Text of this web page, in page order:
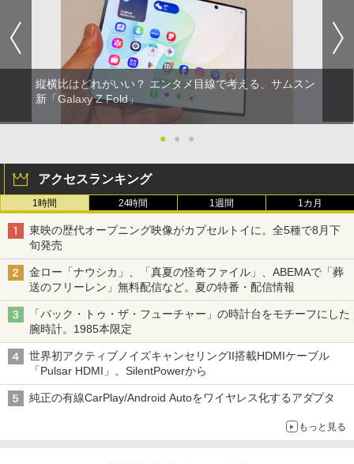
縦横比はどれがいい？ エンタメ目線で考える、サムスン
新「Galaxy Z Fold」
● ● ●
アクセスランキング
1時間 24時間 1週間 1カ月
東映の歴代オープニング映像がカプセルトイに。全5種で8月下
旬発売
金ロー「ナウシカ」、「真夏の怪奇ファイル」、ABEMAで「葬
送のフリーレン」無料配信など。夏の特番・配信情報
「バック・トゥ・ザ・フューチャー」の時計台をモチーフにした
腕時計。1985本限定
世界初アクティブノイズキャンセリングII搭載HDMIケーブル
「Pulsar HDMI」。SilentPowerから
純正の有線CarPlay/Android Autoをワイヤレス化するアダプタ
もっと見る